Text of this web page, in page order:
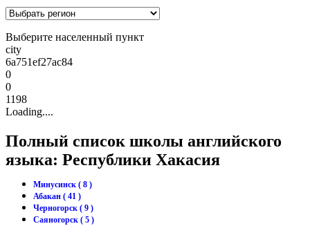
Выберите населенный пункт
city
6a751ef27ac84
0
0
1198
Loading....
Полный список школы английского
языка: Республики Хакасия
Минусинск ( 8 )
Абакан ( 41 )
Черногорск ( 9 )
Саяногорск ( 5 )